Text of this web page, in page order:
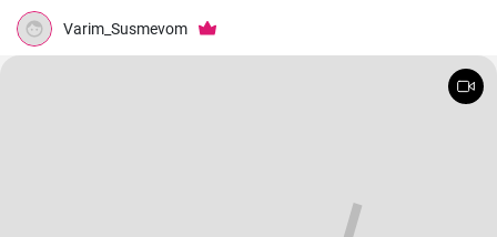
Varim_Susmevom